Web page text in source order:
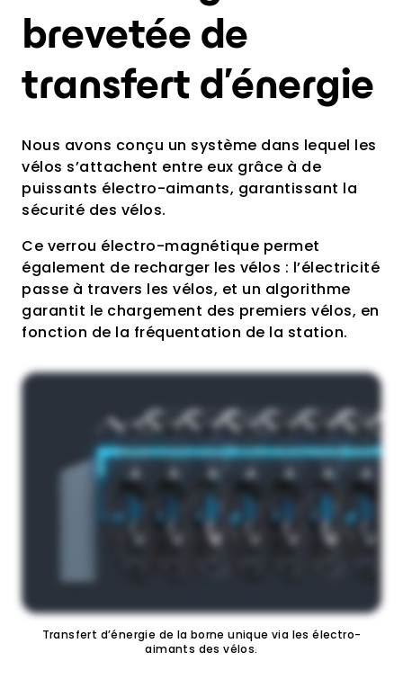
brevetée de
transfert d’énergie
Nous avons conçu un système dans lequel les
vélos s’attachent entre eux grâce à de
puissants électro-aimants, garantissant la
sécurité des vélos.
Ce verrou électro-magnétique permet
également de recharger les vélos : l’électricité
passe à travers les vélos, et un algorithme
garantit le chargement des premiers vélos, en
fonction de la fréquentation de la station.
Transfert d’énergie de la borne unique via les électro-
aimants des vélos.